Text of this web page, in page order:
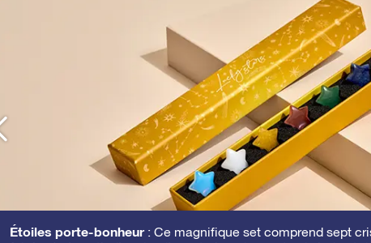
Étoiles porte-bonheur: Ce magnifique set comprend sept